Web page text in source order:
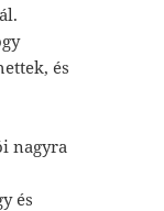
és
nagyra
és